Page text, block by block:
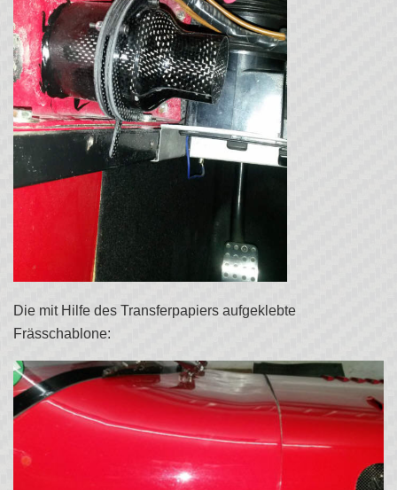
Die mit Hilfe des Transferpapiers aufgeklebte
Frässchablone: